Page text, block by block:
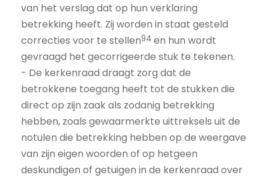
van het verslag dat op hun verklaring
betrekking heeft. Zij worden in staat gesteld
correcties voor te stellen94 en hun wordt
gevraagd het gecorrigeerde stuk te tekenen.
- De kerkenraad draagt zorg dat de
betrokkene toegang heeft tot de stukken die
direct op zijn zaak als zodanig betrekking
hebben, zoals gewaarmerkte uittreksels uit de
notulen die betrekking hebben op de weergave
van zijn eigen woorden of op hetgeen
deskundigen of getuigen in de kerkenraad over